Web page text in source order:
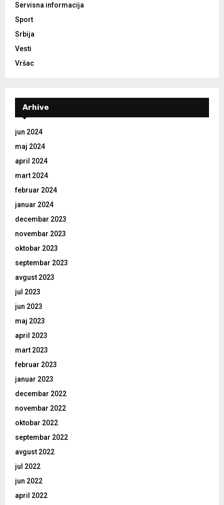
Servisna informacija
Sport
Srbija
Vesti
Vršac
Arhive
jun 2024
maj 2024
april 2024
mart 2024
februar 2024
januar 2024
decembar 2023
novembar 2023
oktobar 2023
septembar 2023
avgust 2023
jul 2023
jun 2023
maj 2023
april 2023
mart 2023
februar 2023
januar 2023
decembar 2022
novembar 2022
oktobar 2022
septembar 2022
avgust 2022
jul 2022
jun 2022
april 2022